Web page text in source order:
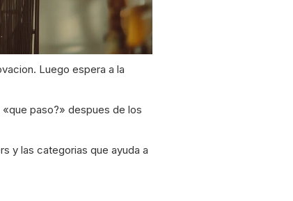
Luego espera a la
paso?» despues de los
y las categorias que ayuda a